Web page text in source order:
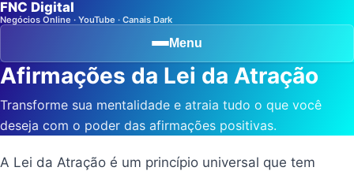
FNC Digital
Negócios Online · YouTube · Canais Dark
Menu
Afirmações da Lei da Atração
Transforme sua mentalidade e atraia tudo o que você
deseja com o poder das afirmações positivas.
A Lei da Atração é um princípio universal que tem